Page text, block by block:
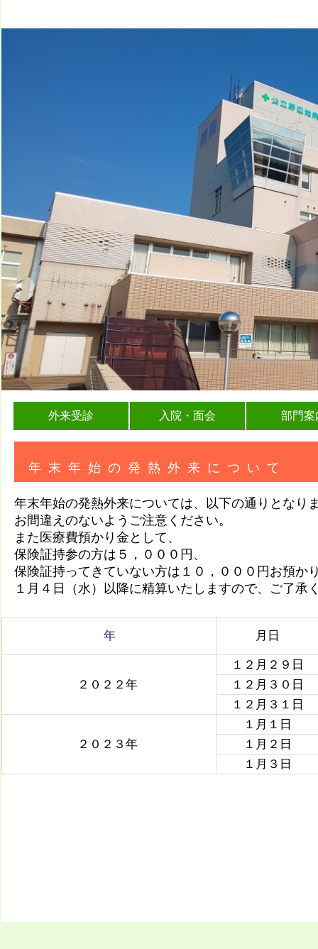
外来受診 入院・面会 部門案
年末年始の発熱外来について
年末年始の発熱外来については、以下の通りとなり
お間違えのないようご注意ください。
また医療費預かり金として、
保険証持参の方は５，０００円、
保険証持ってきていない方は１０，０００円お預か
１月４日（水）以降に精算いたしますので、ご了承
年 月日
２０２２年
１２月２９日
１２月３０日
１２月３１日
２０２３年
１月１日
１月２日
１月３日